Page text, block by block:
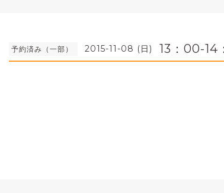
予約済み（一部） 2015-11-08 (日) 13：00-14